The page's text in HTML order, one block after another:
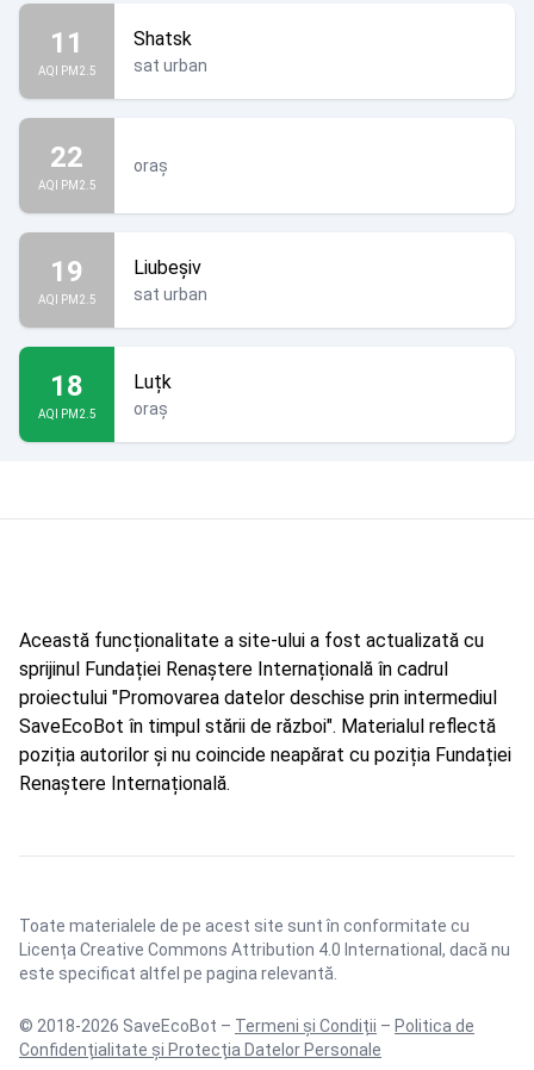
11
AQI PM2.5
Shatsk
sat urban
22
AQI PM2.5
oraș
19
AQI PM2.5
Liubeșiv
sat urban
18
AQI PM2.5
Luțk
oraș
Această funcționalitate a site-ului a fost actualizată cu
sprijinul Fundației Renaștere Internațională în cadrul
proiectului "Promovarea datelor deschise prin intermediul
SaveEcoBot în timpul stării de război". Materialul reflectă
poziția autorilor și nu coincide neapărat cu poziția Fundației
Renaștere Internațională.
Toate materialele de pe acest site sunt în conformitate cu
Licența Creative Commons Attribution 4.0 International , dacă nu
este specificat altfel pe pagina relevantă.
© 2018-2026 SaveEcoBot – Termeni și Condiții – Politica de
Confidențialitate și Protecția Datelor Personale